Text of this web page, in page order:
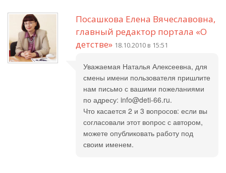
Посашкова Елена Вячеславовна,
главный редактор портала «О
детстве» 18.10.2010 в 15:51
Уважаемая Наталья Алексеевна, для
смены имени пользователя пришлите
нам письмо с вашими пожеланиями
по адресу: info@deti-66.ru.
Что касается 2 и 3 вопросов: если вы
согласовали этот вопрос с автором,
можете опубликовать работу под
своим именем.